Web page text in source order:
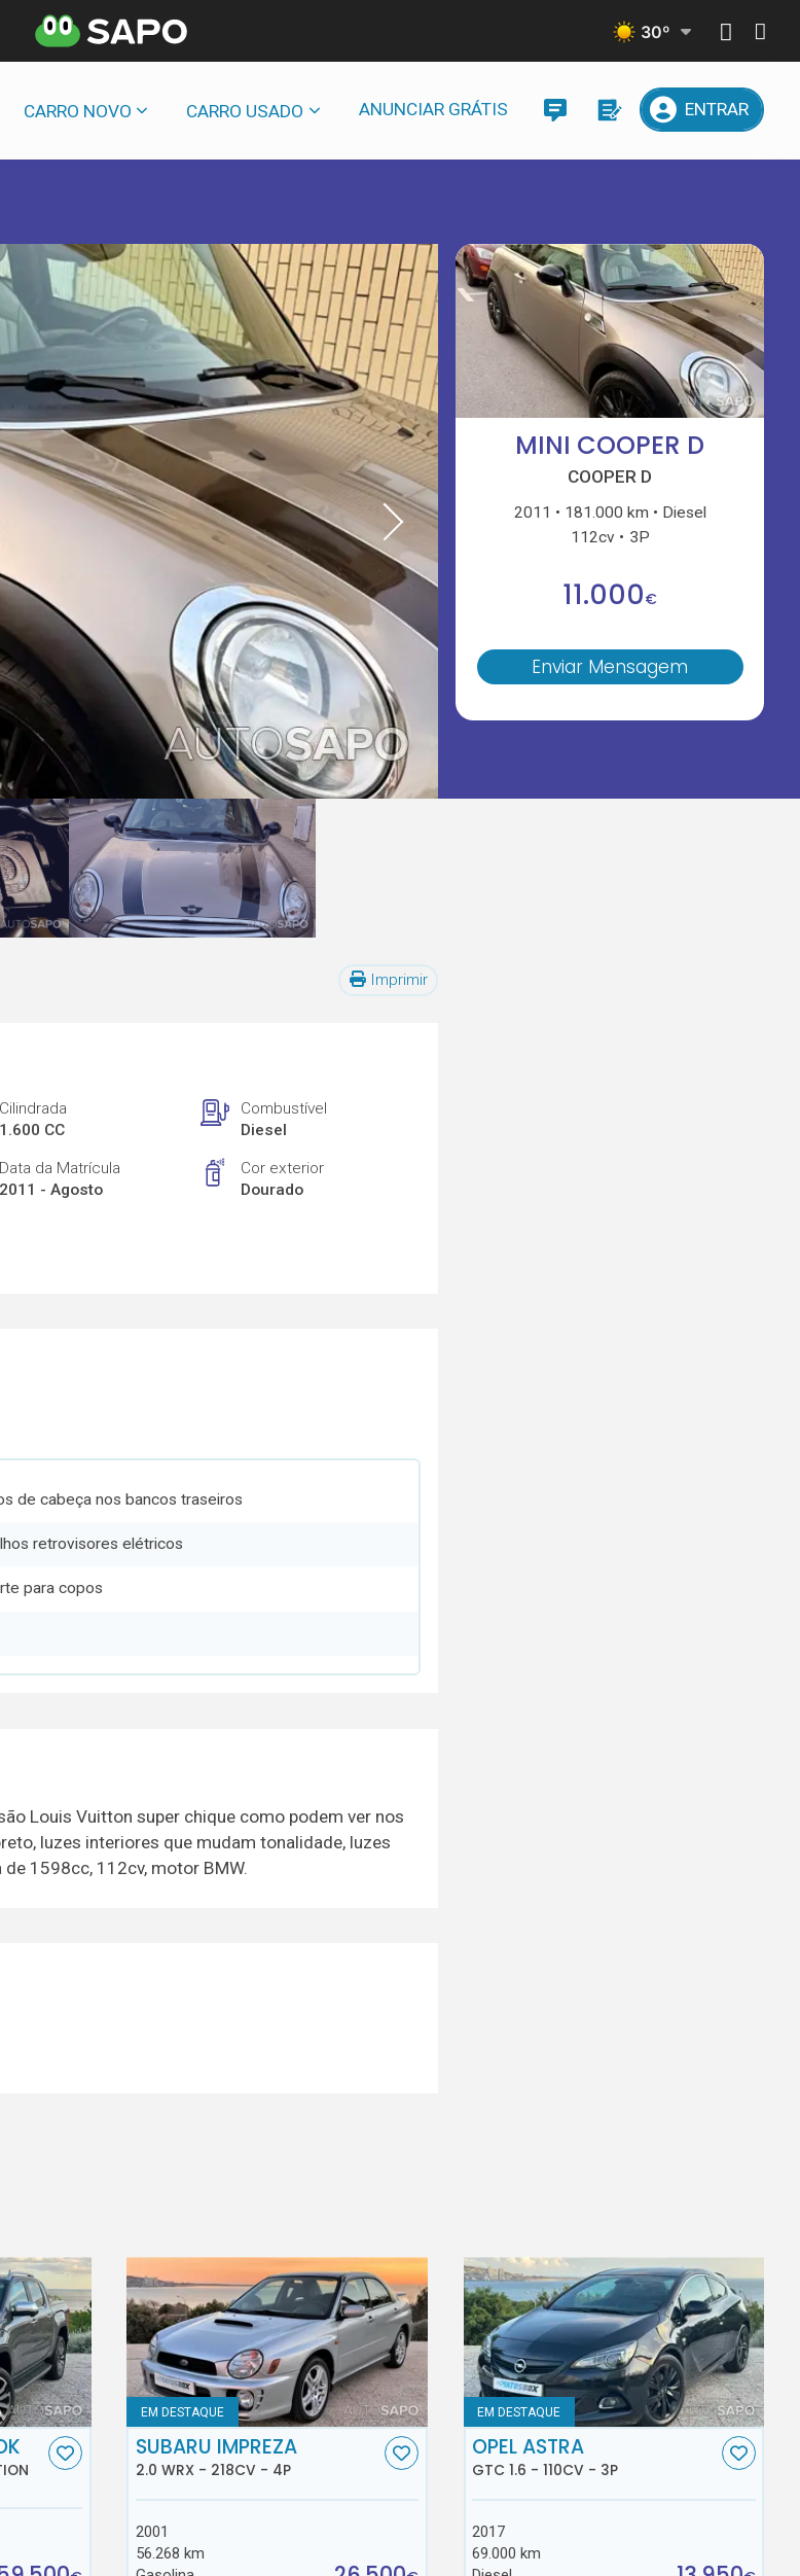
30º
CARRO NOVO CARRO USADO ANUNCIAR GRÁTIS ENTRAR
MINI COOPER D
COOPER D
2011 181.000 km
Diesel
112cv
3P
11.000€
Enviar Mensagem
Imprimir
Cilindrada
1.600 CC
Combustível
Diesel
Data da Matrícula
2011 - Agosto
Cor exterior
Dourado
de cabeça nos bancos traseiros
retrovisores elétricos
para copos
Louis Vuitton super chique como podem ver nos
luzes interiores que mudam tonalidade, luzes
1598cc, 112cv, motor BMW.
EM DESTAQUE
SUBARU IMPREZA
2.0 WRX - 218CV - 4P
2001
56.268 km
EM DESTAQUE
OPEL ASTRA
GTC 1.6 - 110CV - 3P
2017
69.000 km